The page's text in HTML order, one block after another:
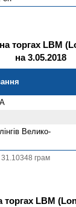
торгах LBM
на 3.05.2018
Велико­
31.10348 грам
торгах LBM